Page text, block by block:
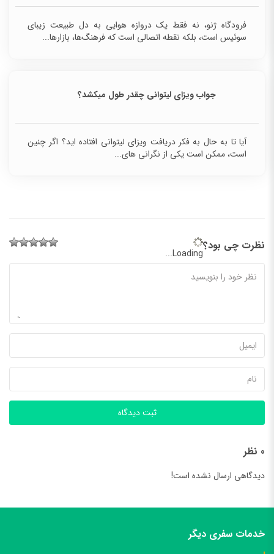
فرودگاه ژنو، نه فقط یک دروازه هوایی به دل طبیعت زیبای
سوئیس است، بلکه نقطه اتصالی است که فرهنگ‌ها، بازارها...
جواب ویزای لیتوانی چقدر طول میکشد؟
آیا تا به حال به فکر دریافت ویزای لیتوانی افتاده اید؟ اگر
چنین است، ممکن است یکی از نگرانی های...
نظرت چی بود؟
Loading...
ثبت دیدگاه
0 نظر
دیدگاهی ارسال نشده است!
خدمات سفری دیگر